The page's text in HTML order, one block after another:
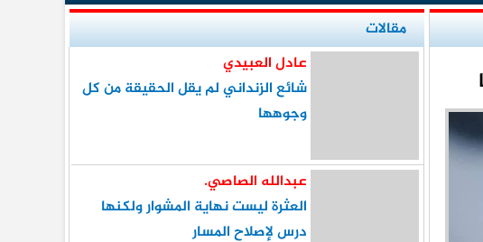
مقالات
عادل العبيدي
شائع الزنداني لم يقل الحقيقة من كل
وجوهها
عبدالله الصاصي.
العثرة ليست نهاية المشوار ولكنها
درس لإصلاح المسار